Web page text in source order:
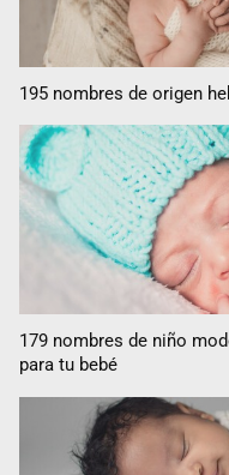
195 nombres de origen
179 nombres de niño
para tu bebé